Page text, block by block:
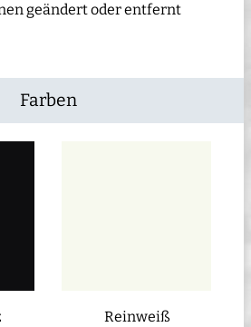
geändert oder entfernt
Farben
Reinweiß